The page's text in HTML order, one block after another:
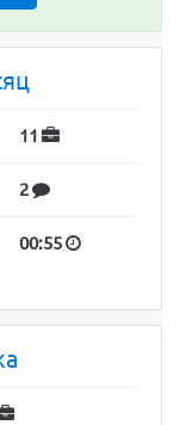
11
2
00:55